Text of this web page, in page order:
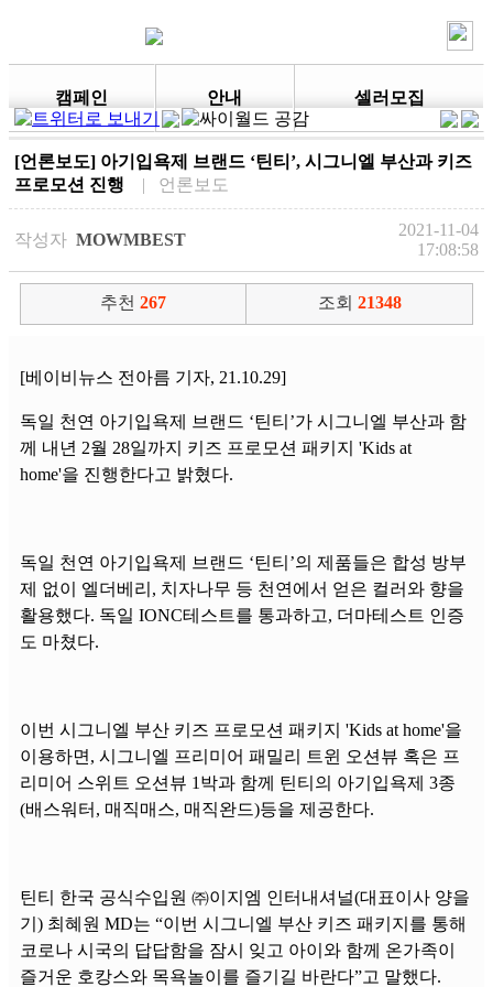
캠페인 안내 셀러모집
[언론보도] 아기입욕제 브랜드 ‘틴티’, 시그니엘 부산과 키즈
프로모션 진행
| 언론보도
작성자 MOWMBEST
2021-11-04
17:08:58
추천 267 조회 21348
[베이비뉴스 전아름 기자, 21.10.29]
독일 천연 아기입욕제 브랜드 ‘틴티’가 시그니엘 부산과 함
께 내년 2월 28일까지 키즈 프로모션 패키지 'Kids at
home'을 진행한다고 밝혔다.
독일 천연 아기입욕제 브랜드 ‘틴티’의 제품들은 합성 방부
제 없이 엘더베리, 치자나무 등 천연에서 얻은 컬러와 향을
활용했다. 독일 IONC테스트를 통과하고, 더마테스트 인증
도 마쳤다.
이번 시그니엘 부산 키즈 프로모션 패키지 'Kids at home'을
이용하면, 시그니엘 프리미어 패밀리 트윈 오션뷰 혹은 프
리미어 스위트 오션뷰 1박과 함께 틴티의 아기입욕제 3종
(배스워터, 매직매스, 매직완드)등을 제공한다.
틴티 한국 공식수입원 ㈜이지엠 인터내셔널(대표이사 양을
기) 최혜원 MD는 “이번 시그니엘 부산 키즈 패키지를 통해
코로나 시국의 답답함을 잠시 잊고 아이와 함께 온가족이
즐거운 호캉스와 목욕놀이를 즐기길 바란다”고 말했다.